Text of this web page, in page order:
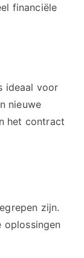
financiële
ideaal voor
nieuwe
het contract
zijn.
oplossingen